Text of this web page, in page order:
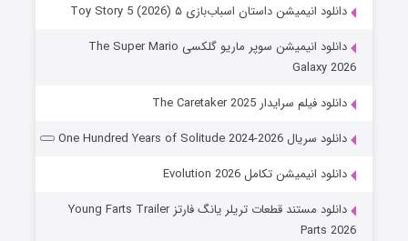
دانلود انیمیشن داستان اسباب‌بازی ۵ Toy Story 5 (2026)
دانلود انیمیشن سوپر ماریو گلکسی The Super Mario
Galaxy 2026
دانلود فیلم سرایدار The Caretaker 2025
دانلود سریال One Hundred Years of Solitude 2024-2026
دانلود انیمیشن تکامل Evolution 2026
دانلود مستند قطعات تریلر یانگ فارتز Young Farts Trailer
Parts 2026